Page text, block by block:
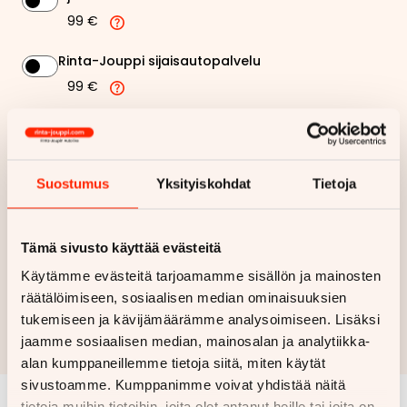
Suostumus Yksityiskohdat Tietoja
Tämä sivusto käyttää evästeitä
Käytämme evästeitä tarjoamamme sisällön ja mainosten
räätälöimiseen, sosiaalisen median ominaisuuksien
tukemiseen ja kävijämäärämme analysoimiseen. Lisäksi
jaamme sosiaalisen median, mainosalan ja analytiikka-
alan kumppaneillemme tietoja siitä, miten käytät
sivustoamme. Kumppanimme voivat yhdistää näitä
99 €
Rinta-Jouppi sijaisautopalvelu
99 €
614,26 €
Näytähintaerittely
Haluan myös tarjouksen vakuutuksesta
Hae rahoitustarjous
Rahoituslaskelma on suuntaa antava ja edellyttää hyväksytyn
luottopäätöksen ja kaskovakuutuksen.